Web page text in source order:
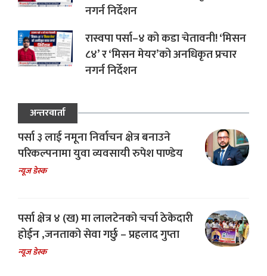
नगर्न निर्देशन
रास्वपा पर्सा–४ को कडा चेतावनी! ‘मिसन
८४’ र ‘मिसन मेयर’को अनधिकृत प्रचार
नगर्न निर्देशन
अन्तरवार्ता
पर्सा ३ लाई नमूना निर्वाचन क्षेत्र बनाउने
परिकल्पनामा युवा व्यवसायी रुपेश पाण्डेय
न्यूज डेस्क
पर्सा क्षेत्र ४ (ख) मा लालटेनको चर्चा ठेकेदारी
होईन ,जनताको सेवा गर्छु – प्रहलाद गुप्ता
न्यूज डेस्क